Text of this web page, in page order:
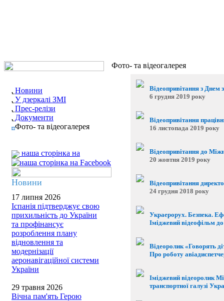
Новини
У дзеркалі ЗМІ
Прес-релізи
Документи
Фото- та відеогалерея
наша сторінка на
Новини
17 липня 2026
Іспанія підтверджує свою
прихильність до України
та профінансує
розроблення плану
відновлення та
модернізації
аеронавігаційної системи
України
29 травня 2026
Вічна пам'ять Герою
Фото- та відеогалерея
Відеопривітання з Днем
6 грудня 2019 року
Відеопривітання
16 листопада 2019 року
Відеопривітання до
20 жовтня 2019 року
Відеопривітання
24 грудня 2018 року
Украерорух. Безпека.
Іміджевий відеофільм
Відеоролик «Говорять
Про роботу
Іміджевий відеоролик
транспортної галузі